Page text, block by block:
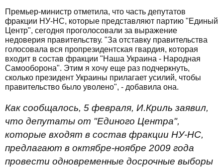
Премьер-министр отметила, что часть депутатов
фракции НУ-НС, которые представляют партию "Единый
Центр", сегодня проголосовали за выражение
недоверия правительству. "За отставку правительства
голосовала вся пропрезидентская гвардия, которая
входит в состав фракции "Наша Украина - Народная
Самооборона". Этим я хочу еще раз подчеркнуть,
сколько президент Украины прилагает усилий, чтобы
правительство было уволено", - добавила она.
Как сообщалось, 5 февраля, И.Криль заявил,
что депутаты от "Единого Центра",
которые входят в состав фракции НУ-НС,
предлагают в октябре-ноябре 2009 года
провести одновременные досрочные выборы